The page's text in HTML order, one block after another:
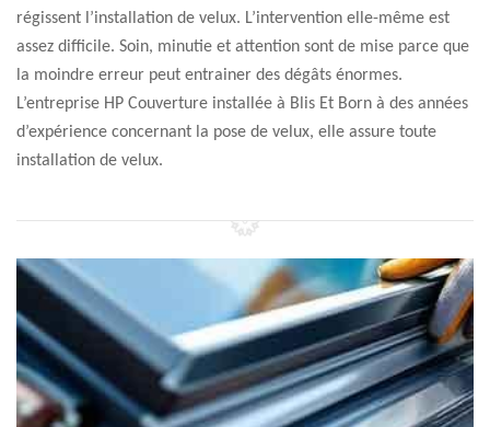
régissent l’installation de velux. L’intervention elle-même est
assez difficile. Soin, minutie et attention sont de mise parce que
la moindre erreur peut entrainer des dégâts énormes.
L’entreprise HP Couverture installée à Blis Et Born à des années
d’expérience concernant la pose de velux, elle assure toute
installation de velux.